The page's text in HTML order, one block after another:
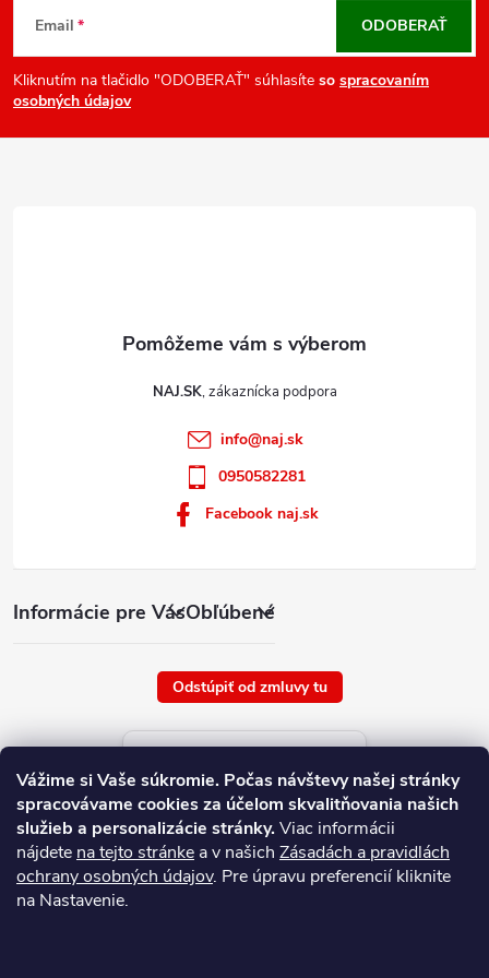
Vážime si Vaše súkromie. Počas návštevy našej stránky
spracovávame cookies za účelom skvalitňovania našich
služieb a personalizácie stránky.Viac informácii
nájdete na tejto stránke a v našich Zásadách a pravidlách
ochrany osobných údajov. Pre úpravu preferencií kliknite
na Nastavenie.
y
v
ý
i
Email
Kliknutím na tlačidlo "ODOBERAŤ" súhlasíte so spracovaním
osobných údajov
ODOBERAŤ
Informácie pre VásObľúbené
NAJ.SK
info@naj.sk
0950582281
Facebook naj.sk
Odstúpiť od zmluvy tu
Aktuálne ceny tovaru
platné od : 7/8/2026